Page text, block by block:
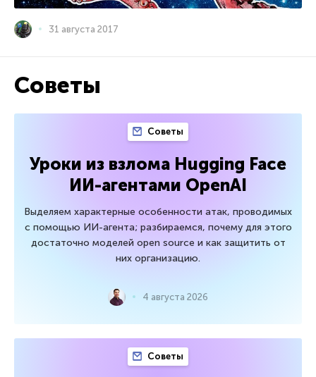
31 августа 2017
Советы
Советы
Уроки из взлома Hugging Face
ИИ-агентами OpenAI
Выделяем характерные особенности атак, проводимых
с помощью ИИ-агента; разбираемся, почему для этого
достаточно моделей open source и как защитить от
них организацию.
4 августа 2026
Советы